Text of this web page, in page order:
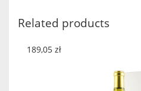
2018
quantity
Related products
189,05 zł